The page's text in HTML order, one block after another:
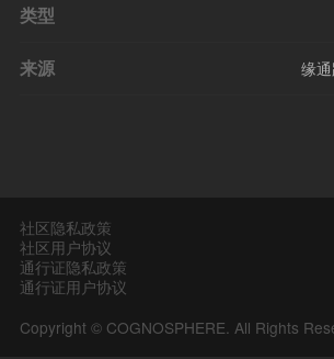
类型
来源 缘
社区隐私政策
社区用户协议
通行证隐私政策
通行证用户协议
Copyright © COGNOSPHERE. All Rights